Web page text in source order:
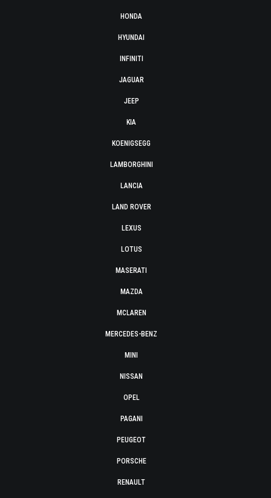
HONDA
HYUNDAI
INFINITI
JAGUAR
JEEP
KIA
KOENIGSEGG
LAMBORGHINI
LANCIA
LAND ROVER
LEXUS
LOTUS
MASERATI
MAZDA
MCLAREN
MERCEDES-BENZ
MINI
NISSAN
OPEL
PAGANI
PEUGEOT
PORSCHE
RENAULT